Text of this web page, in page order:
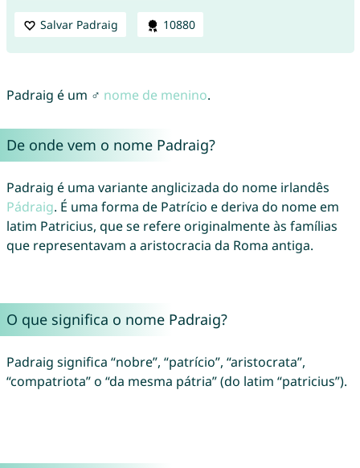
Salvar Padraig 10880
Padraig é um ♂ nome de menino.
De onde vem o nome Padraig?
Padraig é uma variante anglicizada do nome irlandês
Pádraig. É uma forma de Patrício e deriva do nome em
latim Patricius, que se refere originalmente às famílias
que representavam a aristocracia da Roma antiga.
O que significa o nome Padraig?
Padraig significa “nobre”, “patrício”, “aristocrata”,
“compatriota” o “da mesma pátria” (do latim “patricius”).